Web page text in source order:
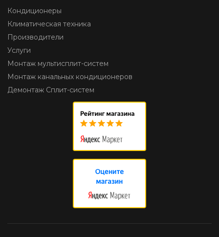
Кондиционеры
Климатическая техника
Производители
Услуги
Монтаж мультисплит-систем
Монтаж канальных кондиционеров
Демонтаж Сплит-систем